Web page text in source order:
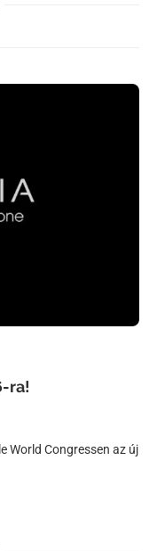
ra!
World Congressen az új